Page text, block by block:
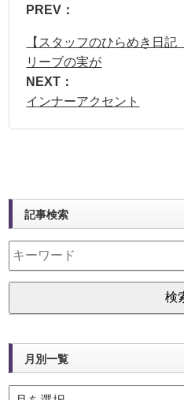
PREV：
【スタッフのひらめき日
リーブの実が
NEXT：
インナーアクセント
記事検索
月別一覧